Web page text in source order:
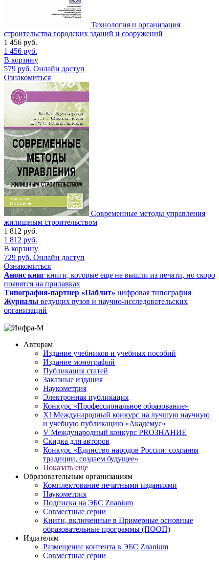
Технология и организация
строительства городских зданий и сооружений
1 456 руб.
1 456 руб.
В корзину
579 руб. Онлайн доступ
Ознакомиться
Современные методы управления
жилищным строительством
1 812 руб.
1 812 руб.
В корзину
729 руб. Онлайн доступ
Ознакомиться
Анонс книг книги, которые еще не вышли из печати, но скоро
появятся на прилавках
Типография-партнер «Паблит» цифровая типография
Журналы ведущих вузов и научно-исследовательских
организаций
Авторам
Издание учебников и учебных пособий
Издание монографий
Публикация статей
Заказные издания
Наукометрия
Электронная публикация
Конкурс «Профессиональное образование»
XI Международный конкурс на лучшую научную
и учебную публикацию «Академус»
V Международный конкурс PROЗНАНИЕ
Скидка для авторов
Конкурс «Единство народов России: сохраняя
традиции, создаем будущее»
Показать еще
Образовательным организациям
Комплектование печатными изданиями
Наукометрия
Подписка на ЭБС Znanium
Совместные серии
Книги, включенные в Примерные основные
образовательные программы (ПООП)
Издателям
Размещение контента в ЭБС Znanium
Совместные серии